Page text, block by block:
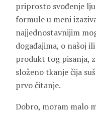
priprosto svođenje
formule u meni
najjednostavnijim
događajima, o našoj
produkt tog pisanja,
složeno tkanje čija
prvo čitanje.
Dobro, moram malo